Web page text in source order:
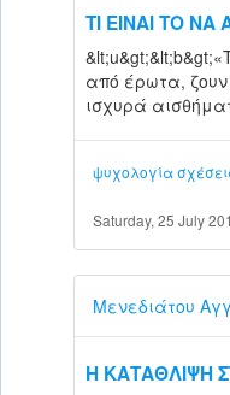
ΤΙ ΕΙΝΑΙ ΤΟ ΝΑ
από έρωτα,
ισχυρά
ψυχολογία
Saturday, 25 July
Μενεδιάτου
Η ΚΑΤΑΘΛΙΨΗ